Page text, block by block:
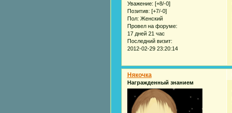
Уважение: [+8/-0]
Позитив: [+7/-0]
Пол: Женский
Провел на форуме:
17 дней 21 час
Последний визит:
2012-02-29 23:20:14
Някочка
Награжденный знанием